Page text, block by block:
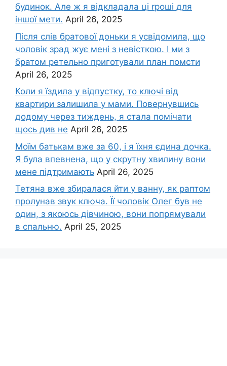
будинок. Але ж я відкладала ці rроші для
іншої мети. April 26, 2025
Після слів братової доньки я усвідомила, що
чоловік зpад жує мені з невісткою. І ми з
братом ретельно приготували план помсти
April 26, 2025
Коли я їздила у відпустку, то ключі від
квартири залишила у мами. Повернувшись
додому через тиждень, я стала помічати
щось див не April 26, 2025
Моїм батькам вже за 60, і я їхня єдина дочка.
Я була впевнена, що у скрутну хвилину вони
мене підтримають April 26, 2025
Тетяна вже збиралася йти у ванну, як раптом
пролунав звук ключа. Її чоловік Олег був не
один, з якоюсь дівчиною, вони попрямували
в спальню. April 25, 2025